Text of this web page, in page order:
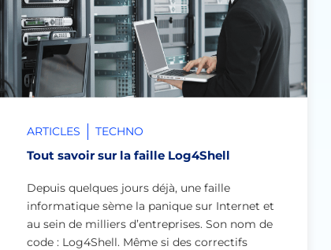
ARTICLES TECHNO
Tout savoir sur la faille Log4Shell
Depuis quelques jours déjà, une faille
informatique sème la panique sur Internet et
au sein de milliers d’entreprises. Son nom de
code : Log4Shell. Même si des correctifs